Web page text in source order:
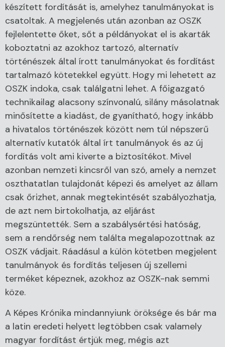
készített fordítását is, amelyhez tanulmányokat is
csatoltak. A megjelenés után azonban az OSZK
fejlelentette őket, sőt a példányokat el is akarták
koboztatni az azokhoz tartozó, alternatív
történészek által írott tanulmányokat és fordítást
tartalmazó kötetekkel együtt. Hogy mi lehetett az
OSZK indoka, csak találgatni lehet. A főigazgató
technikailag alacsony színvonalú, silány másolatnak
minősítette a kiadást, de gyanítható, hogy inkább
a hivatalos történészek között nem túl népszerű
alternatív kutatók által írt tanulmányok és az új
fordítás volt ami kiverte a biztosítékot. Mivel
azonban nemzeti kincsről van szó, amely a nemzet
oszthatatlan tulajdonát képezi és amelyet az állam
csak őrizhet, annak megtekintését szabályozhatja,
de azt nem birtokolhatja, az eljárást
megszüntették. Sem a szabálysértési hatóság,
sem a rendőrség nem találta megalapozottnak az
OSZK vádjait. Ráadásul a külön kötetben megjelent
tanulmányok és fordítás teljesen új szellemi
terméket képeznek, azokhoz az OSZK-nak semmi
köze.
A Képes Krónika mindannyiunk öröksége és bár ma
a latin eredeti helyett legtöbben csak valamely
magyar fordítást értjük meg, mégis azt